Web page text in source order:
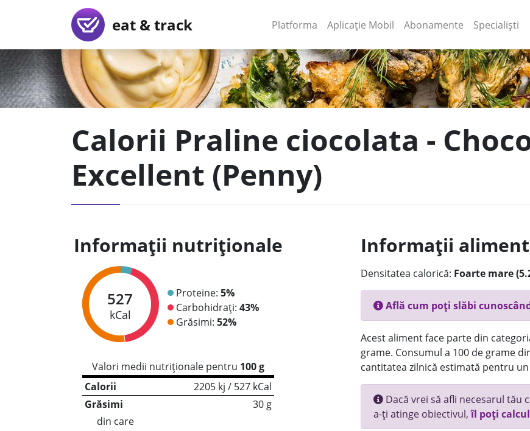
eat & track Platforma (current)
Aplicație Mobil (current)
Abonamente Specialiști
Calorii Praline ciocolata -
Excellent (Penny)
Informații nutriționale
527
kCal
Proteine: 5%
Carbohidrați: 43%
Grăsimi: 52%
Valori medii nutriționale pentru 100 g
Calorii
2205 kj / 527 kCal
Grăsimi
30 g
din care
Informații aliment
Densitatea calorică: Foarte mare
Află cum poți slăbi
Acest aliment face parte din
grame. Consumul a 100 de grame
cantitatea zilnică estimată pentru un
Dacă vrei să afli necesarul tău
a-ți atinge obiectivul,îl poți